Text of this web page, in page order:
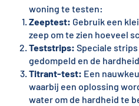
woning te testen:
Zeeptest: Gebruik een
zeep om te zien hoeveel
Teststrips: Speciale
gedompeld en de
Titrant-test: Een
waarbij een oplossing
water om de hardheid te